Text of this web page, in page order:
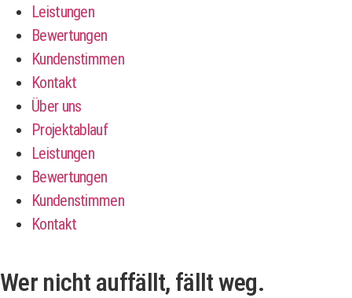
Leistungen
Bewertungen
Kundenstimmen
Kontakt
Über uns
Projektablauf
Leistungen
Bewertungen
Kundenstimmen
Kontakt
Wer nicht auffällt, fällt weg.